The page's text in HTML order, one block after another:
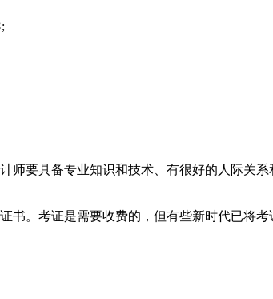
要具备专业知识和技术、有很好的人际关
书。考证是需要收费的，但有些新时代已将